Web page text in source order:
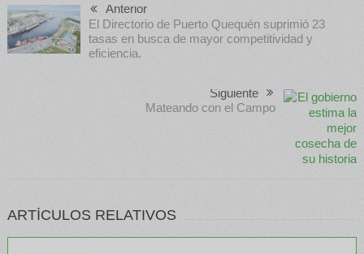
Anterior
El Directorio de Puerto Quequén suprimió 23
tasas en busca de mayor competitividad y
eficiencia.
Siguiente
Mateando con el Campo
ARTÍCULOS RELATIVOS